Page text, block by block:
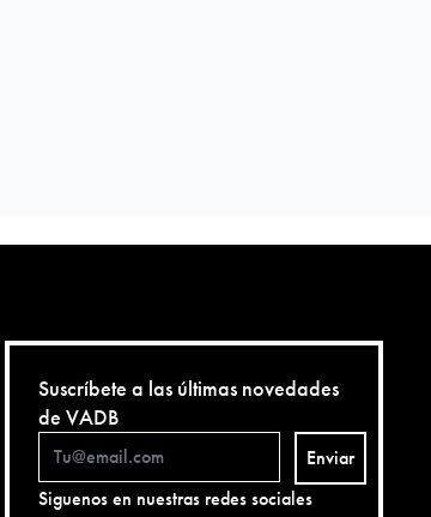
Suscríbete a las últimas novedades
de VADB
Enviar
Siguenos en nuestras redes sociales